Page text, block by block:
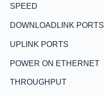
SPEED
DOWNLOADLINK PORTS
UPLINK PORTS
POWER ON ETHERNET
THROUGHPUT